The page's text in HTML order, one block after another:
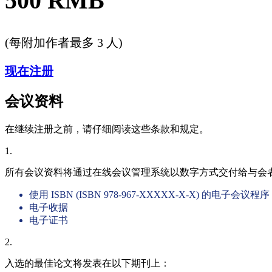
(每附加作者最多 3 人)
现在注册
会议资料
在继续注册之前，请仔细阅读这些条款和规定。
1.
所有会议资料将通过在线会议管理系统以数字方式交付给与会
使用 ISBN (ISBN 978-967-XXXXX-X-X) 的电子会议程序
电子收据
电子证书
2.
入选的最佳论文将发表在以下期刊上：